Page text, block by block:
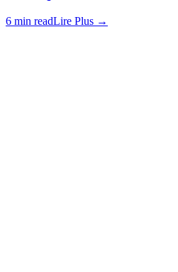
6 min readLire Plus →